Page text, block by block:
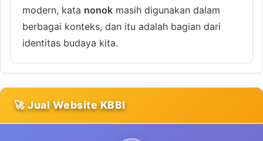
modern, kata nonok masih digunakan dalam
berbagai konteks, dan itu adalah bagian dari
identitas budaya kita.
🚀 Jual Website KBBI